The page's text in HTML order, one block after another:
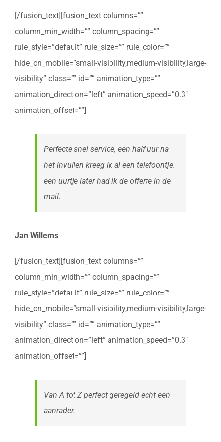
[/fusion_text][fusion_text columns=””
column_min_width=”” column_spacing=””
rule_style=”default” rule_size=”” rule_color=””
hide_on_mobile=”small-visibility,medium-visibility,large-
visibility” class=”” id=”” animation_type=””
animation_direction=”left” animation_speed=”0.3″
animation_offset=””]
Perfecte snel service, een half uur na
het invullen kreeg ik al een telefoontje.
een uurtje later had ik de offerte in de
mail.
Jan Willems
[/fusion_text][fusion_text columns=””
column_min_width=”” column_spacing=””
rule_style=”default” rule_size=”” rule_color=””
hide_on_mobile=”small-visibility,medium-visibility,large-
visibility” class=”” id=”” animation_type=””
animation_direction=”left” animation_speed=”0.3″
animation_offset=””]
Van A tot Z perfect geregeld echt een
aanrader.